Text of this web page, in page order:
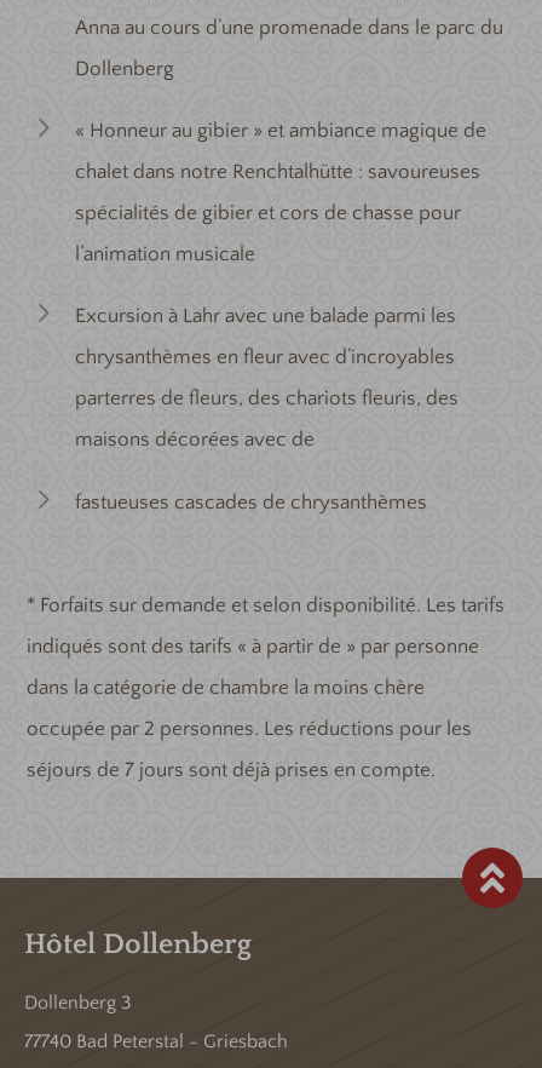
Anna au cours d’une promenade dans le parc du
Dollenberg
« Honneur au gibier » et ambiance magique de
chalet dans notre Renchtalhütte : savoureuses
spécialités de gibier et cors de chasse pour
l’animation musicale
Excursion à Lahr avec une balade parmi les
chrysanthèmes en fleur avec d’incroyables
parterres de fleurs, des chariots fleuris, des
maisons décorées avec de
fastueuses cascades de chrysanthèmes
* Forfaits sur demande et selon disponibilité. Les tarifs
indiqués sont des tarifs « à partir de » par personne
dans la catégorie de chambre la moins chère
occupée par 2 personnes. Les réductions pour les
séjours de 7 jours sont déjà prises en compte.
Hôtel Dollenberg
Dollenberg 3
77740 Bad Peterstal - Griesbach